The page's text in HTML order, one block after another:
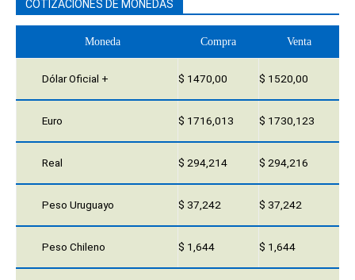
COTIZACIONES DE MONEDAS
Moneda Compra Venta
Dólar Oficial + $ 1470,00 $ 1520,00
Euro $ 1716,013 $ 1730,123
Real $ 294,214 $ 294,216
Peso Uruguayo $ 37,242 $ 37,242
Peso Chileno $ 1,644 $ 1,644